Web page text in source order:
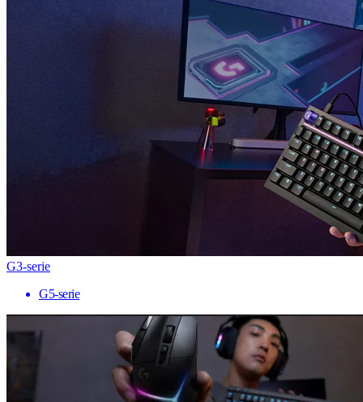
G3-serie
G5-serie